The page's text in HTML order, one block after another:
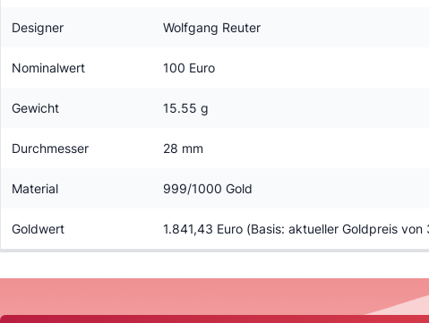
Designer Wolfgang Reuter
Nominalwert 100 Euro
Gewicht 15.55 g
Durchmesser 28 mm
Material 999/1000 Gold
Goldwert 1.841,43 Euro (Basis: aktueller Goldpreis